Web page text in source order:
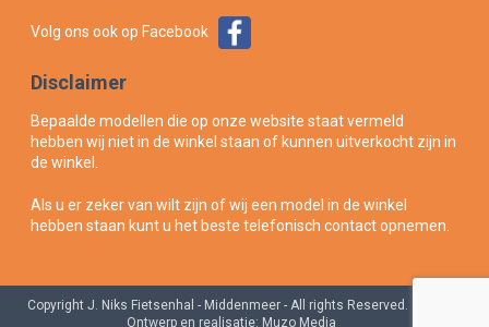
Volg ons ook op Facebook
Disclaimer
Bepaalde modellen die op onze website staat vermeld
hebben wij niet in de winkel staan of kunnen uitverkocht zijn in
de winkel.
Als u er zeker van wilt zijn of wij een model in de winkel
hebben staan kunt u het beste telefonisch contact opnemen.
Copyright J. Niks Fietsenhal - Middenmeer - All rights Reserved.
Ontwerp en realisatie: Muzo Media